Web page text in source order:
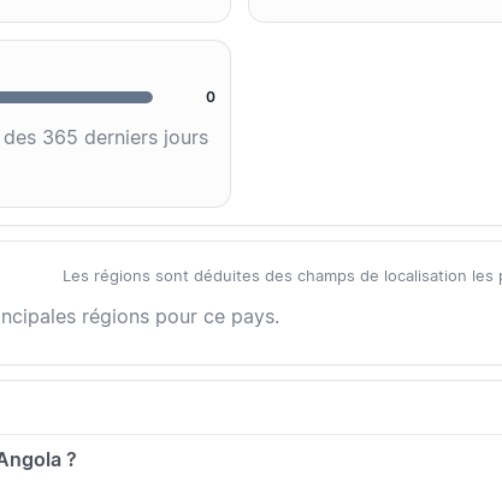
0
365 derniers jours
Les régions sont déduites des champs de localisation les
régions pour ce pays.
?